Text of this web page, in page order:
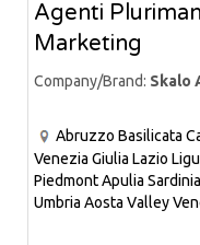
Agenti
Marketing
Company/Brand: Skalo
Abruzzo Basilicata
Venezia Giulia Lazio
PiedmontApulia Sardinia
Umbria Aosta Valley